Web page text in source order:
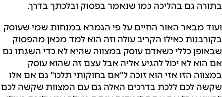
בתורה גם בהליכה כמו שנאמר בפסוק ובלכתך בדרך.
ועוד מבאר האור החיים על פי הגמרא במנחות שמי שעוסק
בקורבנות כאילו הקריב עולה וזה הוא למד מכאן מהפסוק
שבאופן כללי כשאדם עוסק במצווה שהיא לא כדי השגתו גם
אם הוא לא יכול להגיע אליה אבל עצם זה שהוא עוסק
במצווה הזו אזי הוא זוכה ל"אם בחוקותי תלכו" גם אם אלו
שקשה לכם ללכת בדרכים האלה גם עם המצוות שקשה לכם